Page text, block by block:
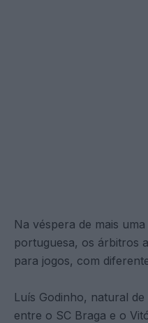
Na véspera de mais
portuguesa, os árbitros
para jogos, com
Luís Godinho, natural
entre o SC Braga e o